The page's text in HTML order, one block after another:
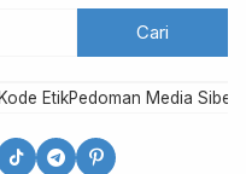
Kode EtikPedoman Media Siber